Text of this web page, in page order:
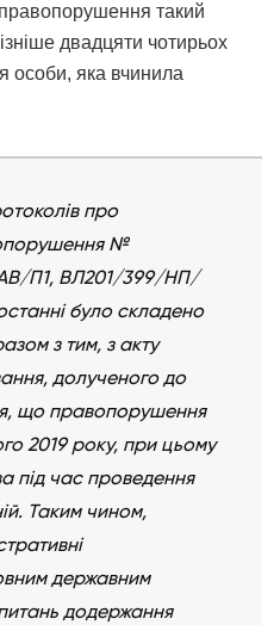
такий
двадцяти чотирьох
особи, яка вчинила
про
№
П1, ВЛ201/399/НП/
було складено
з тим, з акту
долученого до
що правопорушення
2019 року, при цьому
під час проведення
Таким чином,
державним
додержання